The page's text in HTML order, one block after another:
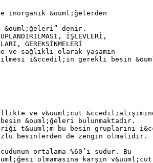
inorganik &ouml;ğelerden
&ouml;ğeleri” denir.
İŞLEVLERİ,
GEREKSİNMELERİ
ve sağlıklı olarak yaşamın
i&ccedil;in gerekli besin
ve v&uuml;cut
&ouml;ğeleri bulunmaktadır.
t&uuml;m bu besin gruplarını
besinlerden de zengin olmalıdır.
ortalama %60’ı sudur. Bu
olmamasına karşın v&uuml;cut